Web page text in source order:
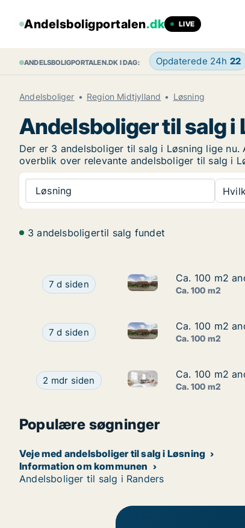
Andelsboligportalen.dk LIVE
ANDELSBOLIGPORTALEN.DK I DAG: Opdaterede 24h 22
Andelsboliger Region Midtjylland Løsning
Andelsboliger til salg i
Der er 3 andelsboliger til salg i Løsning lige
overblik over relevante andelsboliger til salg i
Løsning
3 andelsboligertil salg fundet
Ca. 100 m2 andelsbolig til salg i 8723
7 d siden Ca. 100 m2 andelsbolig
Ca. 100 m2
Ca. 100 m2
Ca. 100 m2
Ca. 100 m2 andelsbolig til salg i 8723
7 d siden Ca. 100 m2 andelsbolig
Ca. 100 m2
Ca. 100 m2
Ca. 100 m2
Ca. 100 m2 andelsbolig til salg i 8723
2 mdr siden Ca. 100 m2 andelsbolig
Ca. 100 m2
Ca. 100 m2
Ca. 100 m2
Populære søgninger
Veje med andelsboliger til salg i Løsning
Information om kommunen
Andelsboliger til salg i Randers